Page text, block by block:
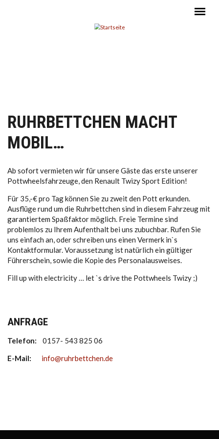
RUHRBETTCHEN MACHT
MOBIL…
Ab sofort vermieten wir für unsere Gäste das erste unserer
Pottwheelsfahrzeuge, den Renault Twizy Sport Edition!
Für 35,-€ pro Tag können Sie zu zweit den Pott erkunden.
Ausflüge rund um die Ruhrbettchen sind in diesem Fahrzeug mit
garantiertem Spaßfaktor möglich. Freie Termine sind
problemlos zu Ihrem Aufenthalt bei uns zubuchbar. Rufen Sie
uns einfach an, oder schreiben uns einen Vermerk in`s
Kontaktformular. Voraussetzung ist natürlich ein gültiger
Führerschein, sowie die Kopie des Personalausweises.
Fill up with electricity … let `s drive the Pottwheels Twizy ;)
ANFRAGE
Telefon: 0157- 543 825 06
E-Mail:
info@ruhrbettchen.de